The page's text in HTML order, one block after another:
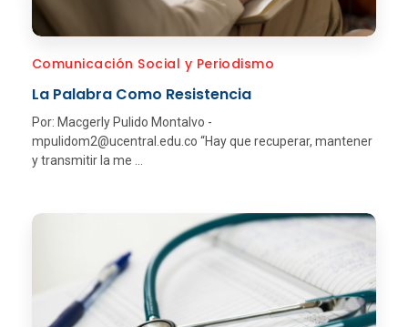
Comunicación Social y Periodismo
La Palabra Como Resistencia
Por: Macgerly Pulido Montalvo -
mpulidom2@ucentral.edu.co “Hay que recuperar, mantener
y transmitir la me ...